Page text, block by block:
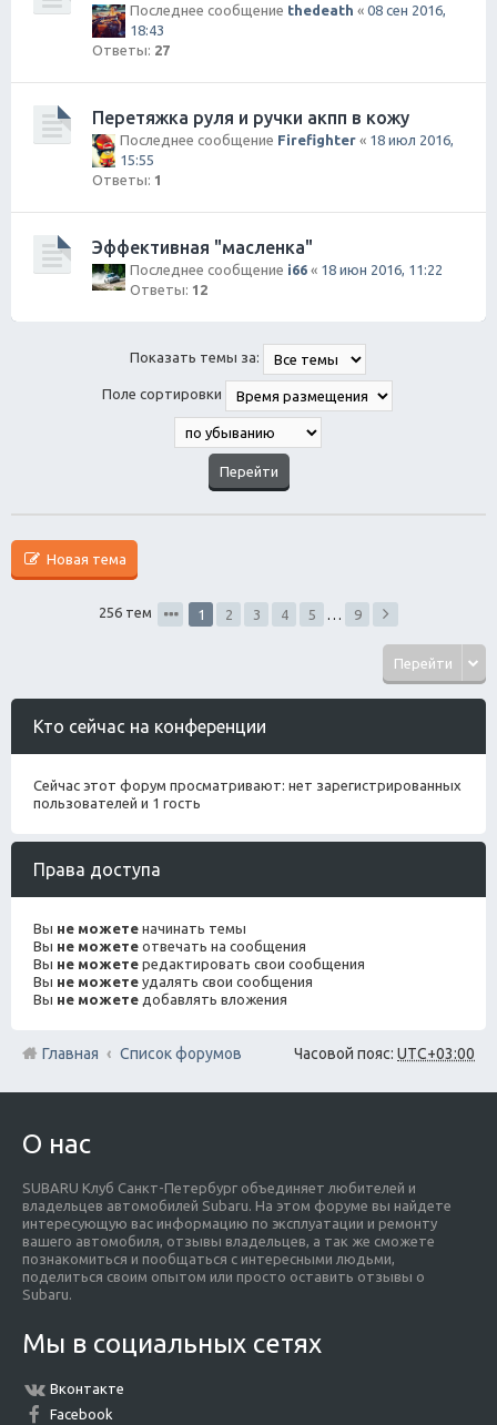
Последнее сообщение thedeath « 08 сен 2016,
18:43
Ответы: 27
Перетяжка руля и ручки акпп в кожу
Последнее сообщение Firefighter « 18 июл 2016,
15:55
Ответы: 1
Эффективная "масленка"
Последнее сообщение i66 « 18 июн 2016, 11:22
Ответы: 12
Показать темы за:
Поле сортировки
Новая тема
256 тем 1 2 3 4 5 … 9
Перейти
Кто сейчас на конференции
Сейчас этот форум просматривают: нет зарегистрированных
пользователей и 1 гость
Права доступа
Вы не можете начинать темы
Вы не можете отвечать на сообщения
Вы не можете редактировать свои сообщения
Вы не можете удалять свои сообщения
Вы не можете добавлять вложения
Часовой пояс: UTC+03:00
Главная Список форумов
О нас
SUBARU Клуб Санкт-Петербург объединяет любителей и
владельцев автомобилей Subaru. На этом форуме вы найдете
интересующую вас информацию по эксплуатации и ремонту
вашего автомобиля, отзывы владельцев, а так же сможете
познакомиться и пообщаться с интересными людьми,
поделиться своим опытом или просто оставить отзывы о
Subaru.
Мы в социальных сетях
Вконтакте
Facebook